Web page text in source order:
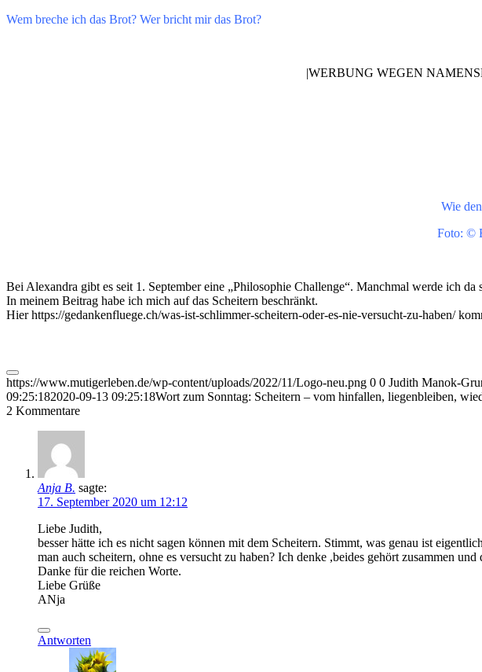
Wem breche ich das Brot? Wer bricht mir das Brot?
|WERBUNG WEGEN
Wie
Foto: ©
Bei Alexandra gibt es seit 1. September eine „Philosophie Challenge“. Manchmal werde ich
In meinem Beitrag habe ich mich auf das Scheitern beschränkt.
Hier https://gedankenfluege.ch/was-ist-schlimmer-scheitern-oder-es-nie-versucht-zu-haben/
https://www.mutigerleben.de/wp-content/uploads/2022/11/Logo-neu.png 0 0 Judith Manok-
09:25:182020-09-13 09:25:18Wort zum Sonntag: Scheitern – vom hinfallen, liegenbleiben,
2 Kommentare
Anja B. sagte:
17. September 2020 um 12:12
Liebe Judith,
besser hätte ich es nicht sagen können mit dem Scheitern. Stimmt, was genau ist
man auch scheitern, ohne es versucht zu haben? Ich denke ,beides gehört zusammen
Danke für die reichen Worte.
Liebe Grüße
ANja
Antworten